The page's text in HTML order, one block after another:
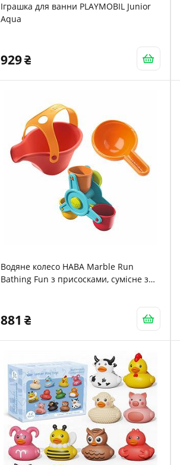
Іграшка для ванни PLAYMOBIL Junior
Aquа
929
Водяне колесо HABA Marble Run
Bathing Fun з присосками, сумісне з
881